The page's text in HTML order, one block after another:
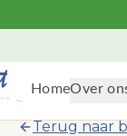
HomeOver
Terug naar